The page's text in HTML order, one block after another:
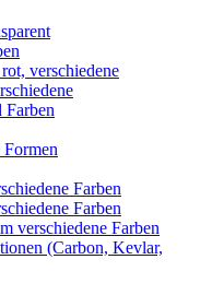
verschiedene
Farben
Farben
Farben
verschiedene Farben
(Carbon, Kevlar,